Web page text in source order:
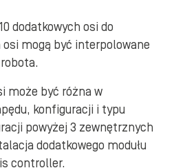
dodatkowych osi do
mogą być interpolowane
może być różna w
konfiguracji i typu
powyżej 3 zewnętrznych
dodatkowego modułu
controller.